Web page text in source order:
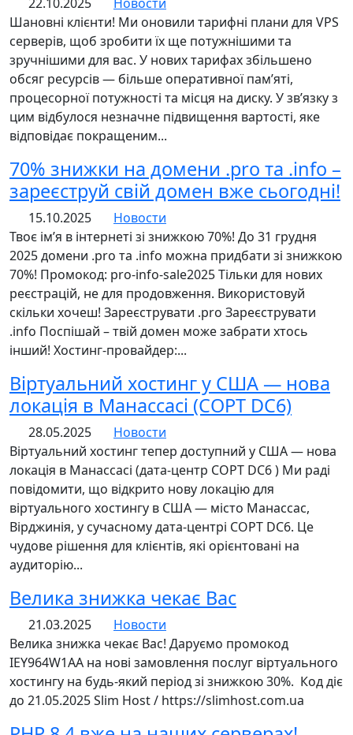
Шановні клієнти! Ми оновили тарифні плани для VPS
серверів, щоб зробити їх ще потужнішими та
зручнішими для вас. У нових тарифах збільшено
обсяг ресурсів — більше оперативної пам’яті,
процесорної потужності та місця на диску. У зв’язку з
цим відбулося незначне підвищення вартості, яке
відповідає покращеним...
70% знижки на домени .pro та .info –
зареєструй свій домен вже сьогодні!
15.10.2025
Новости
Твоє ім’я в інтернеті зі знижкою 70%! До 31 грудня
2025 домени .pro та .info можна придбати зі знижкою
70%! Промокод: pro-info-sale2025 Тільки для нових
реєстрацій, не для продовження. Використовуй
скільки хочеш! Зареєструвати .pro Зареєструвати
.info Поспішай – твій домен може забрати хтось
інший! Хостинг-провайдер:...
Віртуальний хостинг у США — нова
локація в Манассасі (COPT DC6)
28.05.2025
Новости
Віртуальний хостинг тепер доступний у США — нова
локація в Манассасі (дата-центр COPT DC6 ) Ми раді
повідомити, що відкрито нову локацію для
віртуального хостингу в США — місто Манассас,
Вірджинія, у сучасному дата-центрі COPT DC6. Це
чудове рішення для клієнтів, які орієнтовані на
аудиторію...
Велика знижка чекає Вас
21.03.2025
Новости
Велика знижка чекає Вас! Даруємо промокод
IEY964W1AA на нові замовлення послуг віртуального
хостингу на будь-який період зі знижкою 30%. Код діє
до 21.05.2025 Slim Host / https://slimhost.com.ua